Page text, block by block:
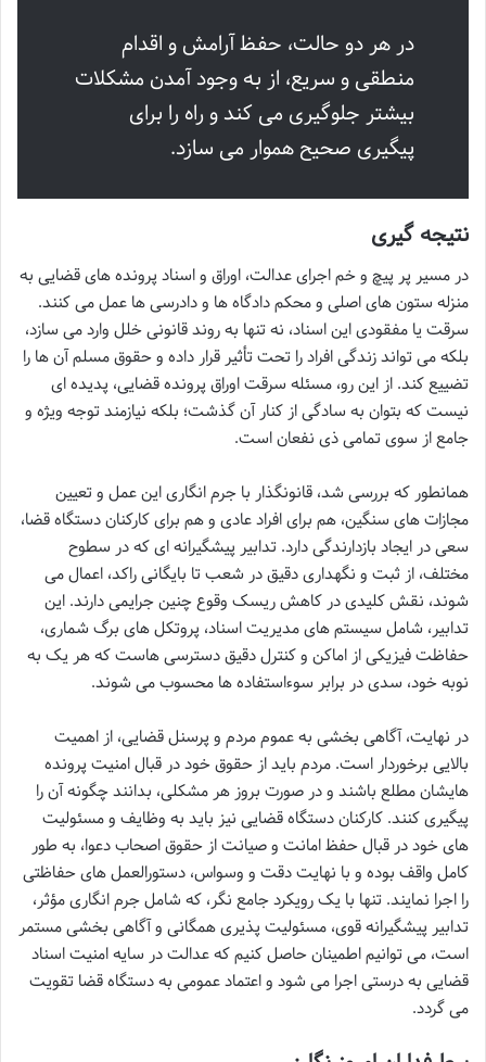
در هر دو حالت، حفظ آرامش و اقدام
منطقی و سریع، از به وجود آمدن مشکلات
بیشتر جلوگیری می کند و راه را برای
پیگیری صحیح هموار می سازد.
نتیجه گیری
در مسیر پر پیچ و خم اجرای عدالت، اوراق و اسناد پرونده های قضایی به
منزله ستون های اصلی و محکم دادگاه ها و دادرسی ها عمل می کنند.
سرقت یا مفقودی این اسناد، نه تنها به روند قانونی خلل وارد می سازد،
بلکه می تواند زندگی افراد را تحت تأثیر قرار داده و حقوق مسلم آن ها را
تضییع کند. از این رو، مسئله سرقت اوراق پرونده قضایی، پدیده ای
نیست که بتوان به سادگی از کنار آن گذشت؛ بلکه نیازمند توجه ویژه و
جامع از سوی تمامی ذی نفعان است.
همانطور که بررسی شد، قانونگذار با جرم انگاری این عمل و تعیین
مجازات های سنگین، هم برای افراد عادی و هم برای کارکنان دستگاه قضا،
سعی در ایجاد بازدارندگی دارد. تدابیر پیشگیرانه ای که در سطوح
مختلف، از ثبت و نگهداری دقیق در شعب تا بایگانی راکد، اعمال می
شوند، نقش کلیدی در کاهش ریسک وقوع چنین جرایمی دارند. این
تدابیر، شامل سیستم های مدیریت اسناد، پروتکل های برگ شماری،
حفاظت فیزیکی از اماکن و کنترل دقیق دسترسی هاست که هر یک به
نوبه خود، سدی در برابر سوءاستفاده ها محسوب می شوند.
در نهایت، آگاهی بخشی به عموم مردم و پرسنل قضایی، از اهمیت
بالایی برخوردار است. مردم باید از حقوق خود در قبال امنیت پرونده
هایشان مطلع باشند و در صورت بروز هر مشکلی، بدانند چگونه آن را
پیگیری کنند. کارکنان دستگاه قضایی نیز باید به وظایف و مسئولیت
های خود در قبال حفظ امانت و صیانت از حقوق اصحاب دعوا، به طور
کامل واقف بوده و با نهایت دقت و وسواس، دستورالعمل های حفاظتی
را اجرا نمایند. تنها با یک رویکرد جامع نگر، که شامل جرم انگاری مؤثر،
تدابیر پیشگیرانه قوی، مسئولیت پذیری همگانی و آگاهی بخشی مستمر
است، می توانیم اطمینان حاصل کنیم که عدالت در سایه امنیت اسناد
قضایی به درستی اجرا می شود و اعتماد عمومی به دستگاه قضا تقویت
می گردد.